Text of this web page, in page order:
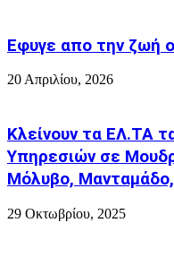
ΣΥΜΒΟΛΟ
ΤΗΣ
ΕΘΝΙΚΗΣ
ΑΝΤΙΣΤΑΣΗΣ
Εφυγε απο την ζωή
20 Απριλίου, 2026
Κλείνουν τα ΕΛ.ΤΑ
Υπηρεσιών σε
Μόλυβο,
29 Οκτωβρίου, 2025